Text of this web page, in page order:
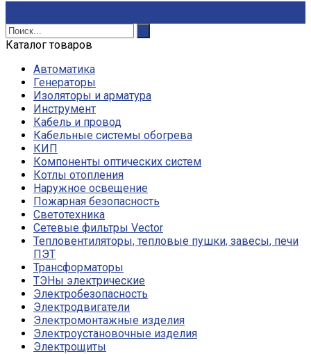
Каталог товаров
Автоматика
Генераторы
Изоляторы и арматура
Инструмент
Кабель и провод
Кабельные системы обогрева
КИП
Компоненты оптических систем
Котлы отопления
Наружное освещение
Пожарная безопасность
Светотехника
Сетевые фильтры Vector
Тепловентиляторы, тепловые пушки, завесы, печи
ПЭТ
Трансформаторы
ТЭНы электрические
Электробезопасность
Электродвигатели
Электромонтажные изделия
Электроустановочные изделия
Электрощиты